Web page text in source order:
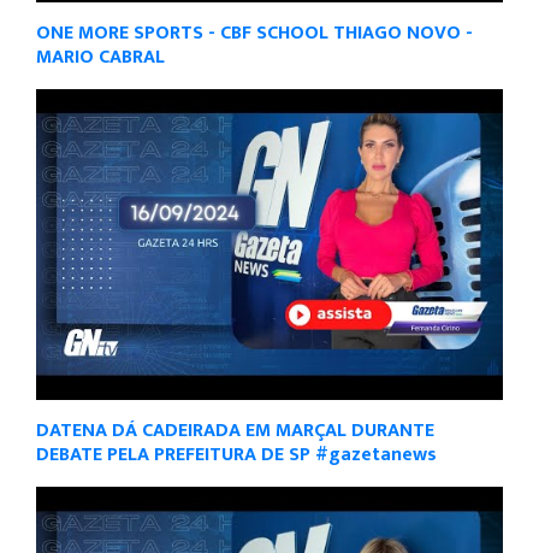
ONE MORE SPORTS - CBF SCHOOL THIAGO NOVO -
MARIO CABRAL
DATENA DÁ CADEIRADA EM MARÇAL DURANTE
DEBATE PELA PREFEITURA DE SP #gazetanews